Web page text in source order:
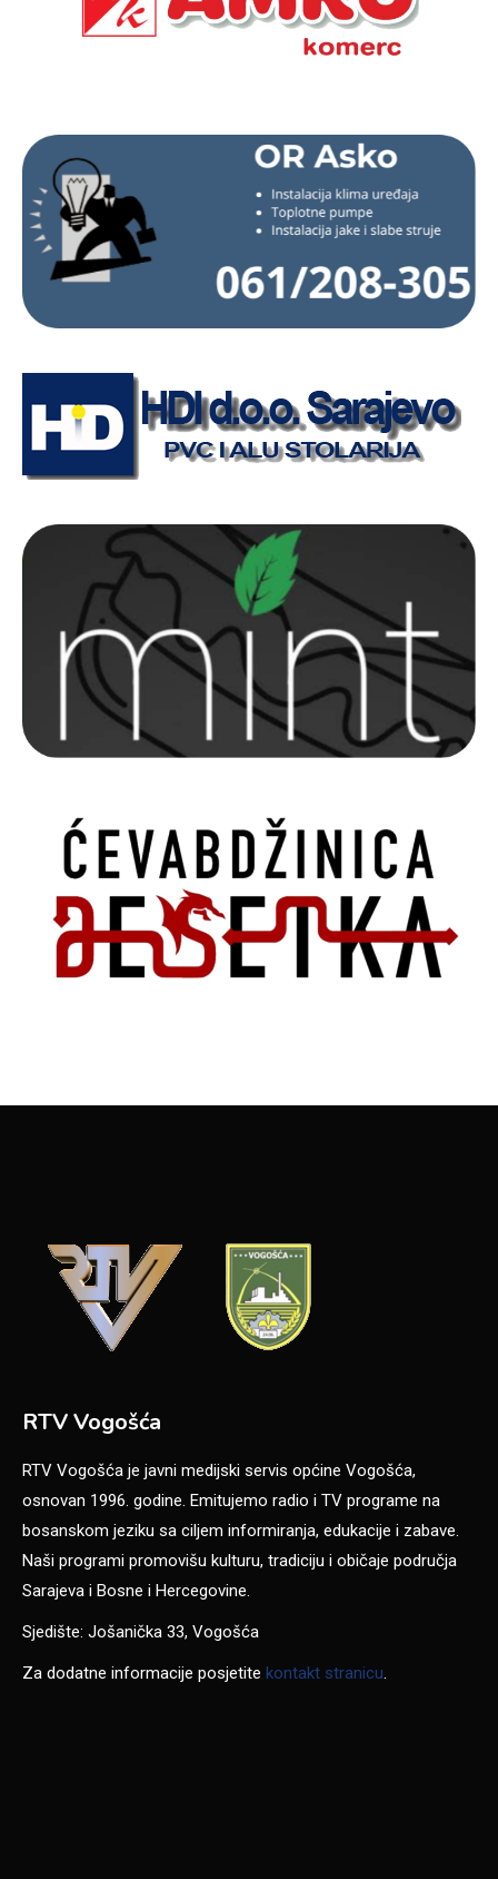
RTV Vogošća
RTV Vogošća je javni medijski servis općine Vogošća,
osnovan 1996. godine. Emitujemo radio i TV programe na
bosanskom jeziku sa ciljem informiranja, edukacije i zabave.
Naši programi promovišu kulturu, tradiciju i običaje područja
Sarajeva i Bosne i Hercegovine.
Sjedište: Jošanička 33, Vogošća
Za dodatne informacije posjetite kontakt stranicu